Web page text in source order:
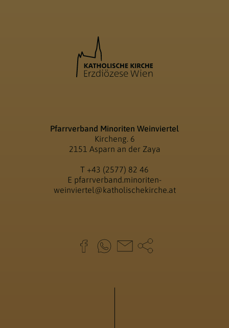
Pfarrverband Minoriten Weinviertel
Kircheng. 6
2151 Asparn an der Zaya
T +43 (2577) 82 46
E pfarrverband.minoriten-
weinviertel@katholischekirche.at